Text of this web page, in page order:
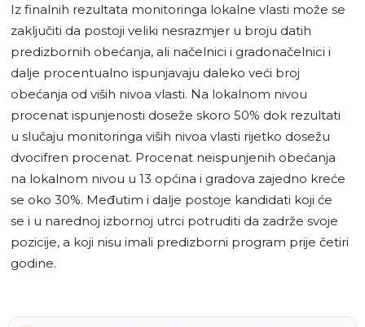
Iz finalnih rezultata monitoringa lokalne vlasti može se
zaključiti da postoji veliki nesrazmjer u broju datih
predizbornih obećanja, ali načelnici i gradonačelnici i
dalje procentualno ispunjavaju daleko veći broj
obećanja od viših nivoa vlasti. Na lokalnom nivou
procenat ispunjenosti doseže skoro 50% dok rezultati
u slučaju monitoringa viših nivoa vlasti rijetko dosežu
dvocifren procenat. Procenat neispunjenih obećanja
na lokalnom nivou u 13 općina i gradova zajedno kreće
se oko 30%. Međutim i dalje postoje kandidati koji će
se i u narednoj izbornoj utrci potruditi da zadrže svoje
pozicije, a koji nisu imali predizborni program prije četiri
godine.